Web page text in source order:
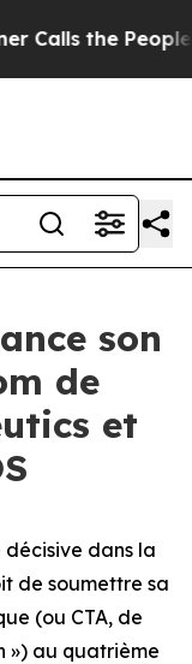
the People
son
de
et
dans la
de soumettre sa
(ou CTA, de
») au quatrième